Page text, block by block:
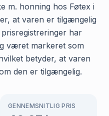
m. honning hos Føtex i
at varen er tilgængelig
har
været markeret som
betyder, at varen
den er tilgængelig.
GENNEMSNITLIG PRIS